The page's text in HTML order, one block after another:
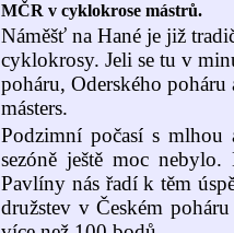
MČR v cyklokrose mástrů.
Náměšť na Hané je již
cyklokrosy. Jeli se tu v
poháru, Oderského
másters.
Podzimní počasí s mlhou
sezóně ještě moc
Pavlíny nás řadí k těm
družstev v Českém